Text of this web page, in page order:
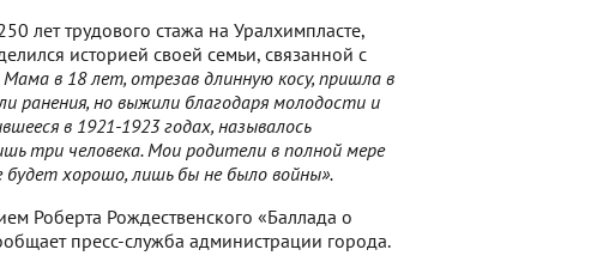
лет трудового стажа на Уралхимпласте,
историей своей семьи, связанной с
в 18 лет, отрезав длинную косу, пришла в
ранения, но выжили благодаря молодости и
в 1921-1923 годах, называлось
три человека. Мои родители в полной мере
будет хорошо, лишь бы не было войны».
Роберта Рождественского «Баллада о
пресс-служба администрации города.